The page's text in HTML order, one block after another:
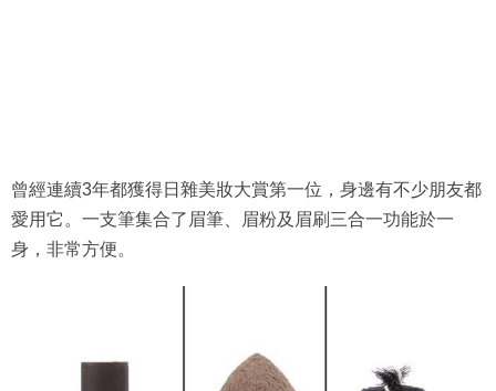
曾經連續3年都獲得日雜美妝大賞第一位，身邊有不少朋友都
愛用它。一支筆集合了眉筆、眉粉及眉刷三合一功能於一
身，非常方便。